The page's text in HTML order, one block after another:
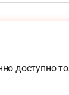
доступно